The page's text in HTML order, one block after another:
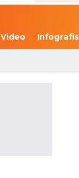
Video Infografis